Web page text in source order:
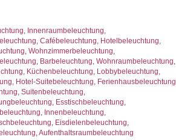
, Innenraumbeleuchtung,
, Cafébeleuchtung, Hotelbeleuchtung,
, Wohnzimmerbeleuchtung,
, Barbeleuchtung, Wohnraumbeleuchtung,
, Küchenbeleuchtung, Lobbybeleuchtung,
, Hotel-Suitebeleuchtung, Ferienhausbeleuchtung
, Suitenbeleuchtung,
, Esstischbeleuchtung,
, Innenbeleuchtung,
, Eisdielenbeleuchtung,
,Aufenthaltsraumbeleuchtung